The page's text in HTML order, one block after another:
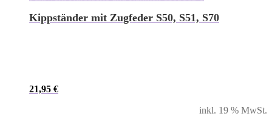
Kippständer mit Zugfeder S50, S51, S70
21,95 €
inkl. 19 % MwSt.